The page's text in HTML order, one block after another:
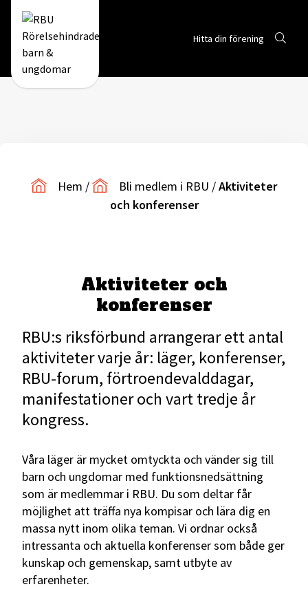
Gå till RBUs startsida
Hitta din förening
Hem / Bli medlem i RBU /Aktiviteter
och konferenser
Aktiviteter och
konferenser
RBU:s riksförbund arrangerar ett antal
aktiviteter varje år: läger, konferenser,
RBU-forum, förtroendevalddagar,
manifestationer och vart tredje år
kongress.
Våra läger är mycket omtyckta och vänder sig till
barn och ungdomar med funktionsnedsättning
som är medlemmar i RBU. Du som deltar får
möjlighet att träffa nya kompisar och lära dig en
massa nytt inom olika teman. Vi ordnar också
intressanta och aktuella konferenser som både ger
kunskap och gemenskap, samt utbyte av
erfarenheter.